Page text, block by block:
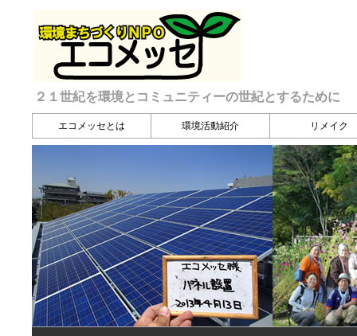
２１世紀を環境とコミュニティーの世紀とするために
エコメッセとは 環境活動紹介 リメイク